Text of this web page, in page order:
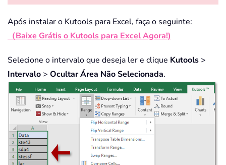
Após instalar o Kutools para Excel, faça o seguinte:
（Baixe Grátis o Kutools para Excel Agora!)
Selecione o intervalo que deseja ler e clique Kutools >
Intervalo > Ocultar Área Não Selecionada.